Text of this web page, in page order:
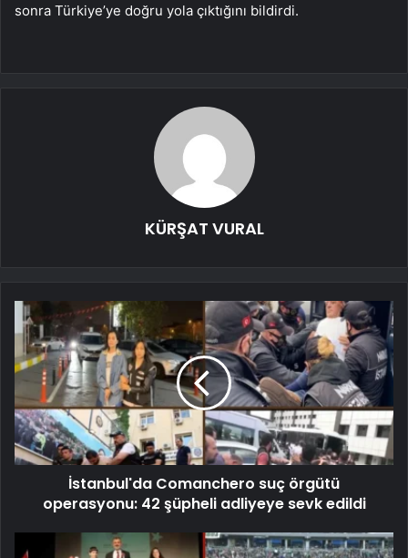
sonra Türkiye’ye doğru yola çıktığını bildirdi.
KÜRŞAT VURAL
İstanbul'da Comanchero suç örgütü
operasyonu: 42 şüpheli adliyeye sevk edildi